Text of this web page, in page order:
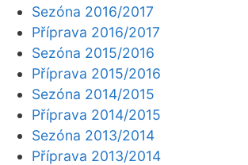
Sezóna 2016/2017
Příprava 2016/2017
Sezóna 2015/2016
Příprava 2015/2016
Sezóna 2014/2015
Příprava 2014/2015
Sezóna 2013/2014
Příprava 2013/2014